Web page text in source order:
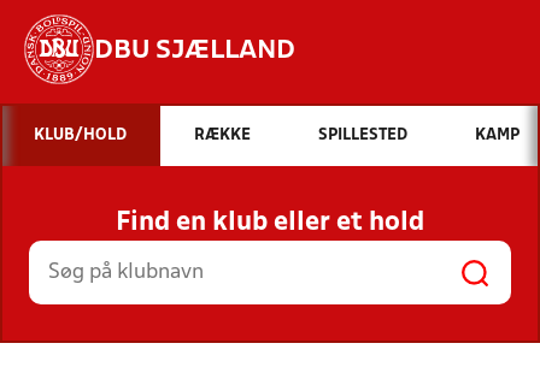
DBU SJÆLLAND
Hvad vil du søge efter?
INDHOLD OG NYHEDER
STILLINGER, RESULTATER, KLUBBER OG
HOLD
KLUB/HOLD RÆKKE SPILLESTED KAMP
Find en klub eller et hold